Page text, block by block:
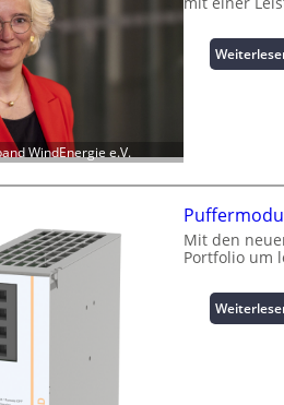
WindEnergie e.V.
Mit den
Portfolio um